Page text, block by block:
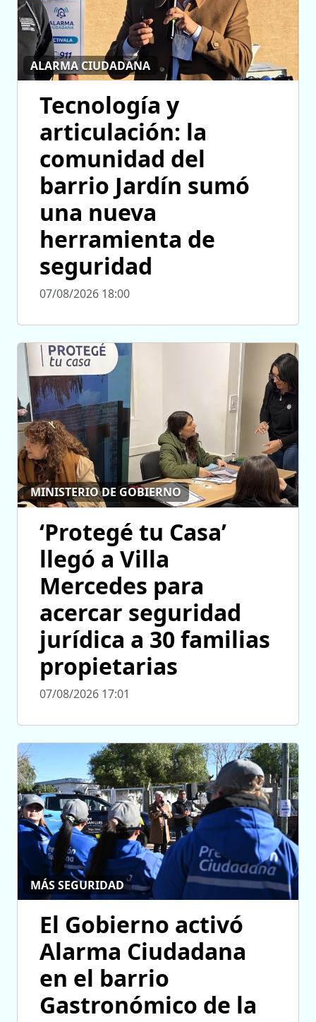
ALARMA CIUDADANA
Tecnología y
articulación: la
comunidad del
barrio Jardín sumó
una nueva
herramienta de
seguridad
07/08/2026 18:00
MINISTERIO DE GOBIERNO
‘Protegé tu Casa’
llegó a Villa
Mercedes para
acercar seguridad
jurídica a 30 familias
propietarias
07/08/2026 17:01
MÁS SEGURIDAD
El Gobierno activó
Alarma Ciudadana
en el barrio
Gastronómico de la